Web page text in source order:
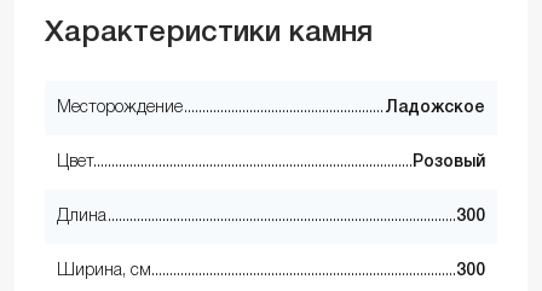
Характеристики камня
Месторождение Ладожское
Цвет Розовый
Длина 300
Ширина, см 300